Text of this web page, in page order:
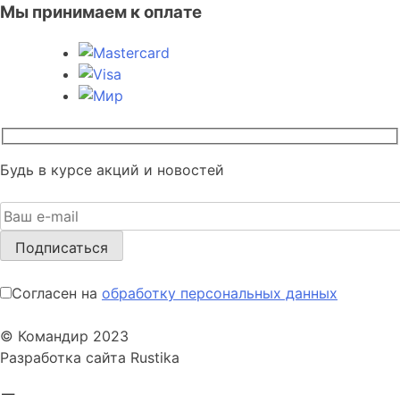
Мы принимаем к оплате
Будь в курсе акций и новостей
Согласен на обработку персональных данных
© Командир 2023
Разработка сайта Rustika